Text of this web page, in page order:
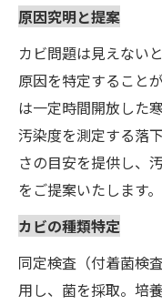
原因究明と提案
カビ問題は見えない
原因を特定すること
は一定時間開放した
汚染度を測定する落
さの目安を提供し、
をご提案いたします。
カビの種類特定
同定検査（付着菌検
用し、菌を採取。培